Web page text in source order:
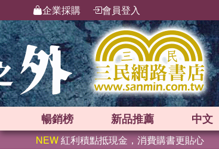
企業採購 會員登入
暢銷榜 新品推薦 中文
NEW紅利積點抵現金，消費購書更貼心